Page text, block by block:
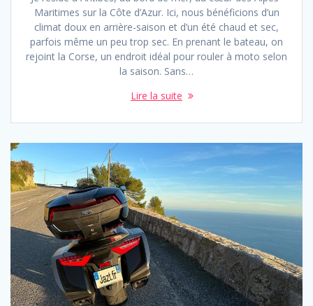
Maritimes sur la Côte d’Azur. Ici, nous bénéficions d’un
climat doux en arrière-saison et d’un été chaud et sec,
parfois même un peu trop sec. En prenant le bateau, on
rejoint la Corse, un endroit idéal pour rouler à moto selon
la saison. Sans…
Lire la suite